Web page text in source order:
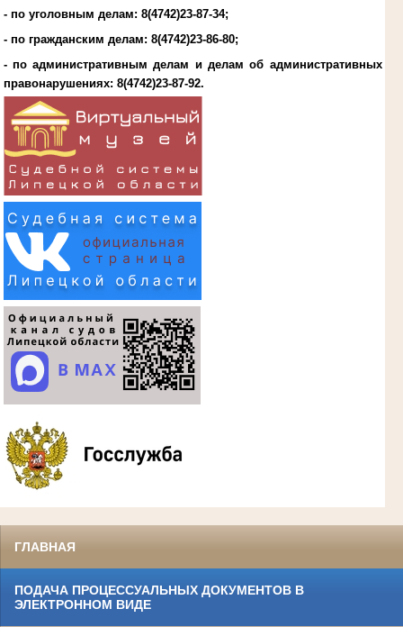
- по уголовным делам: 8(4742)23-87-34;
- по гражданским делам: 8(4742)23-86-80;
- по административным делам и делам об административных
правонарушениях: 8(4742)23-87-92.
ГЛАВНАЯ
ПОДАЧА ПРОЦЕССУАЛЬНЫХ ДОКУМЕНТОВ В
ЭЛЕКТРОННОМ ВИДЕ